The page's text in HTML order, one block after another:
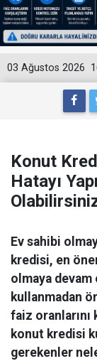
03 Ağustos 2026
Konut
Hatayı
Ev sahibi
kredisi, en
olmaya
kullanmadan
faiz oranlarını
konut kredisi
gerekenler